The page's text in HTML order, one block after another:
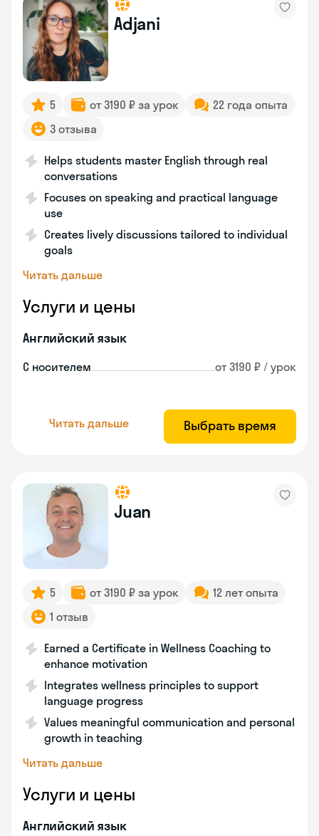
Adjani
5 от 3190 ₽ за урок
22 года опыта
3 отзыва
Helps students master English through real
conversations
Focuses on speaking and practical language
use
Creates lively discussions tailored to individual
goals
Читать дальше
Услуги и цены
Английский язык
С носителем от 3190 ₽ / урок
Читать дальше Выбрать время
Juan
5 от 3190 ₽ за урок
12 лет опыта
1 отзыв
Earned a Certificate in Wellness Coaching to
enhance motivation
Integrates wellness principles to support
language progress
Values meaningful communication and personal
growth in teaching
Читать дальше
Услуги и цены
Английский язык